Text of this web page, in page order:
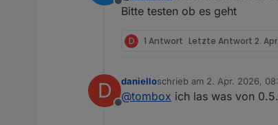
Offline
Bitte testen ob es geht
D 1 Antwort Letzte Antwort 2.
D
Offline
danielloschrieb am 2. Apr. 2026,
zuletzt editiert von
@tombox ich las was von